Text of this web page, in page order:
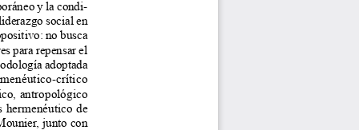
y la condi-
social en
no busca
para repensar el
adoptada
crítico
antropológico
hermenéutico de
junto con